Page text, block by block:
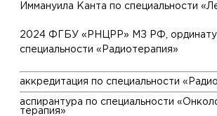
Иммануила Канта по специальности
2024 ФГБУ «РНЦРР» МЗ РФ,
специальности «Радиотерапия»
аккредитация по специальности
аспирантура по специальности
терапия»